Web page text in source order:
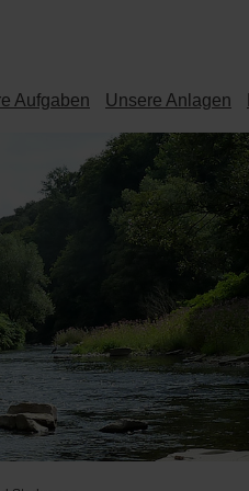
Aufgaben Unsere Anlagen